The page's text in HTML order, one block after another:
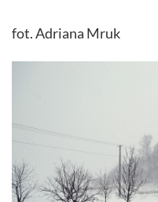
fot. Adriana Mruk